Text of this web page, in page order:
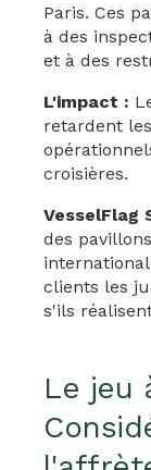
Paris. Ces
à des
et à des
L'impact :
retardent
croisières.
VesselFlag
des
clients les
s'ils
Le jeu